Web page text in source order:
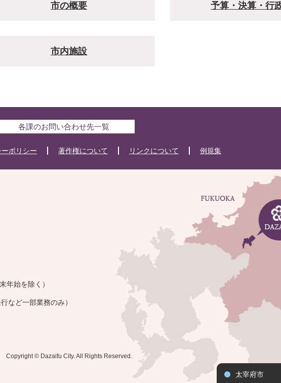
市の概要 予算・決算・行
市内施設
各課のお問い合わせ先一覧
ポリシー 著作権について リンクについて 例規集
年始を除く）
など一部業務のみ）
Copyright © Dazaifu City. All Rights Reserved.